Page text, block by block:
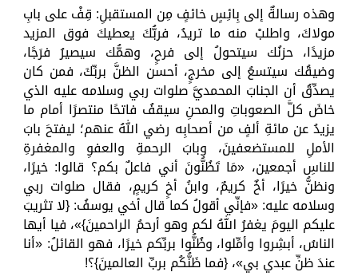
وهذه رسالةٌ إلى بِائِسٍ خائفٍ مِن المستقبلِ: قِفْ على بابِ
مولاكَ، واطلبْ منه ما تريدُ، فربُّكَ يعطيكَ فوق المزيد
مزيدًا، حزنُك سيتحولُ إلى فرحٍ، وهمُّك سيصيرُ فرَجًا،
وضيقُك سيتسعُ إلى مخرجٍ، أحسن الظنَّ بربِّكَ، فمن كان
يصدِّقُ أن الجنابَ المحمديَّ صلوات ربي وسلامه عليه الذي
خاضَ كلَّ الصعوباتِ والمحنِ سيقفُ فاتحًا منتصرًا أمام ما
يزيدُ عن مائةِ ألفٍ من أصحابِه رضي اللهُ عنهم؛ ليفتحَ بابَ
الأملِ للمستضعفينَ، وبابَ الرحمةِ والعفوِ والمغفرةِ
للناسِ أجمعين، «مَا تَظُنُّونَ أني فاعلٌ بكم؟ قالوا: خيرًا،
ونظنُّ خيرًا، أخٌ كريمٌ، وابنُ أخٍ كريمٍ، فقال صلوات ربي
وسلامه عليه: «فإنِّي أقولُ كما قال أخي يوسفُ: {لا تثريبَ
عليكم اليومَ يغفرُ اللهُ لكم وهو أرحمُ الراحمينَ}»، فيا أيها
الناسُ، أبشِروا وأمِّلوا، وظُنُّوا بربِّكم خيرًا، فهو القائلُ: «أنا
عندَ ظنِّ عبدي بي»، {فما ظَنُّكُم بربِّ العالمينَ}؟!